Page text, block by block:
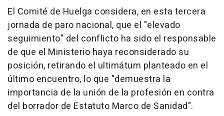
El Comité de Huelga considera, en esta tercera
jornada de paro nacional, que el "elevado
seguimiento" del conflicto ha sido el responsable
de que el Ministerio haya reconsiderado su
posición, retirando el ultimátum planteado en el
último encuentro, lo que "demuestra la
importancia de la unión de la profesión en contra
del borrador de Estatuto Marco de Sanidad".